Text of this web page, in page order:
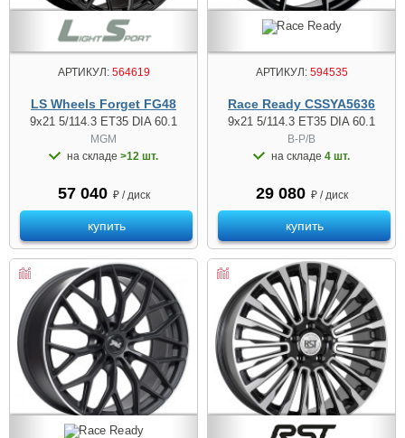
АРТИКУЛ:564619
LS Wheels Forget FG48
9x21 5/114.3 ET35 DIA 60.1
MGM
на складе >12 шт.
57 040 ₽ / диск
купить
АРТИКУЛ:594535
Race Ready CSSYA5636
9x21 5/114.3 ET35 DIA 60.1
B-P/B
на складе 4 шт.
29 080 ₽ / диск
купить